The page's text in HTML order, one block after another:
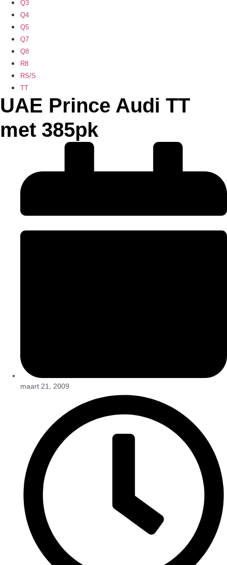
Q3
Q4
Q5
Q7
Q8
R8
RS/S
TT
UAE Prince Audi TT
met 385pk
maart 21, 2009